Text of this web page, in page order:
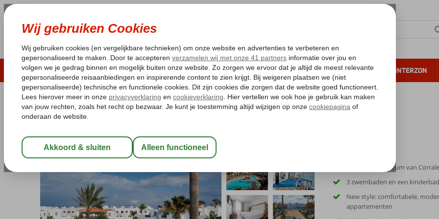
LAST MINUTE ZOMER 2026 ZONVAKANTIE VERRE REIZEN ALL INCLUSIVE WINTERZON
Pakketgarantie Laagsteprijsgarantie* Gratis annuleren*
Home
Spanje Canarische Eilanden
Bristol Hesperia Playa
Logies-Appartement
Vlak bij het centrum van
3 zwembaden en een kinderbad
New style: comfortabele,
appartementen